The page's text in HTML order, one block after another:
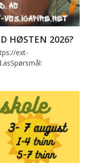
HØSTEN 2026?
ext-